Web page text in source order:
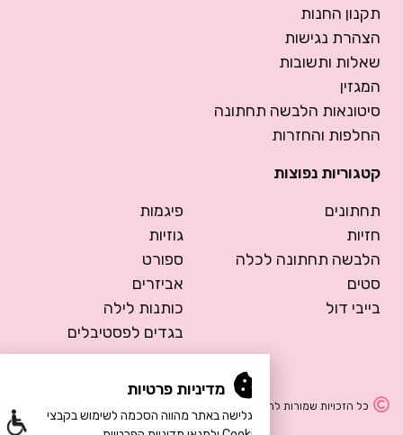
תקנון החנות
הצהרת נגישות
שאלות ותשובות
המגזין
סיטונאות הלבשה תחתונה
החלפות והחזרות
קטגוריות נפוצות
תחתונים
חזיות
הלבשה תחתונה לכלה
סטים
בייבי דול
פיגמות
גוזיות
ספורט
אביזרים
כותנות לילה
בגדים לפסטיבלים
כל הזכויות שמורות להרמוסה – הלבשה תחתונה
מדיניות פרטיות
הגלישה באתר מהווה הסכמה לשימוש בקבצי